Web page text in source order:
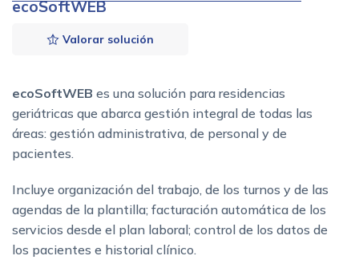
ecoSoftWEB
Valorar solución
ecoSoftWEB es una solución para residencias
geriátricas que abarca gestión integral de todas las
áreas: gestión administrativa, de personal y de
pacientes.
Incluye organización del trabajo, de los turnos y de las
agendas de la plantilla; facturación automática de los
servicios desde el plan laboral; control de los datos de
los pacientes e historial clínico.